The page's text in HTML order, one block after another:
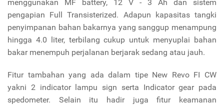
menggunakan MF battery, 12 V - 3 Ah dan sistem
pengapian Full Transisterized. Adapun kapasitas tangki
penyimpanan bahan bakarnya yang sanggup menampung
hingga 4.0 liter, terbilang cukup untuk menyuplai bahan
bakar menempuh perjalanan berjarak sedang atau jauh.
Fitur tambahan yang ada dalam tipe New Revo FI CW
yakni 2 indicator lampu sign serta Indicator gear pada
spedometer. Selain itu hadir juga fitur keamanan